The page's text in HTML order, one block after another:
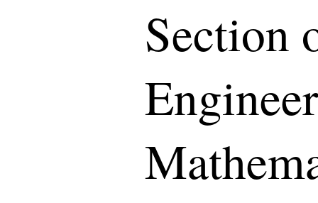
Section